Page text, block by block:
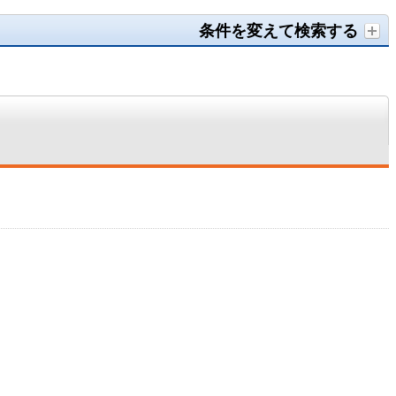
条件を変えて検索する